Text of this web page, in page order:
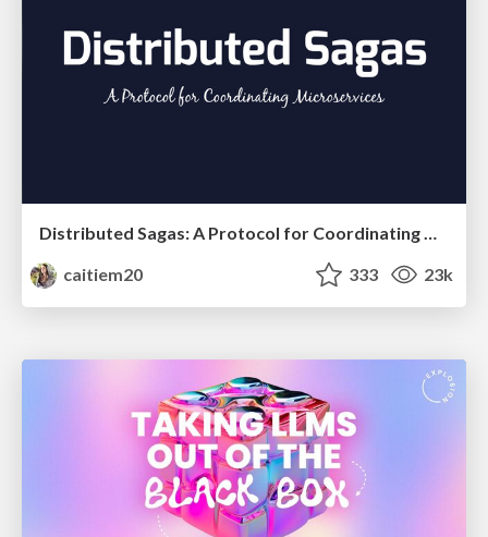
Distributed Sagas: A Protocol for Coordinating Microservices
caitiem20
333 23k